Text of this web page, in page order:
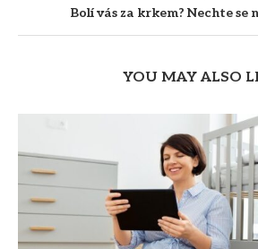
Bolí vás za krkem? Nechte se
YOU MAY ALSO